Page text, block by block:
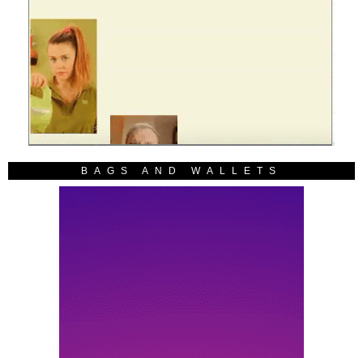
BAGS AND WALLETS